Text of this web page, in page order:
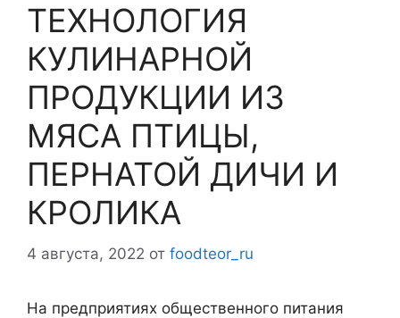
ТЕХНОЛОГИЯ
КУЛИНАРНОЙ
ПРОДУКЦИИ ИЗ
МЯСА ПТИЦЫ,
ПЕРНАТОЙ ДИЧИ И
КРОЛИКА
4 августа, 2022 от foodteor_ru
На предприятиях общественного питания